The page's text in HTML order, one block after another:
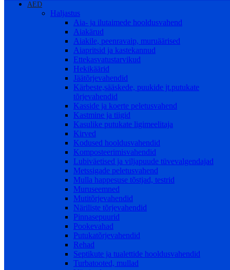
AED
Haljastus
Aia- ja ilutaimede hooldusvahend
Aiakärud
Aiakile, peenravaip, muruäärised
Aiapritsid ja kastekannud
Ettekasvatustarvikud
Hekikäärid
Jäätõrjevahendid
Kärbeste,sääskede, puukide jt.putukate
tõrjevahendid
Kasside ja koerte peletusvahend
Kastmine ja tiigid
Kasulike putukate ligimeelitaja
Kirved
Kodused hooldusvahendid
Komposteerimisvahendid
Lubiväetised ja viljapuude tüvevalgendajad
Metssigade peletusvahend
Mulla happesuse tõstjad, testrid
Muruseemned
Mutitõrjevahendid
Näriliste tõrjevahendid
Pinnasepuurid
Pookevahad
Putukatõrjevahendid
Rehad
Septikute ja tualettide hooldusvahendid
Turbatooted, mullad